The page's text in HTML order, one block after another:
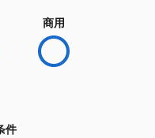
商用
件